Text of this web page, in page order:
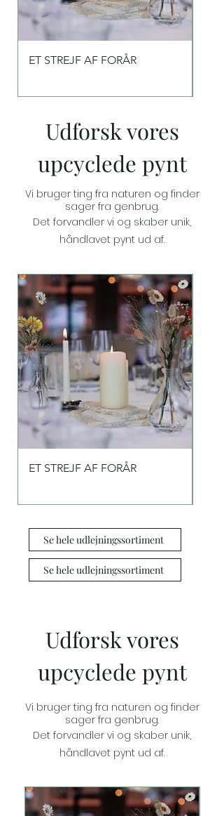
ET STREJF AF FORÅR
Udforsk vores
upcyclede pynt
Vi bruger ting fra naturen og finder
sager fra genbrug.
Det forvandler vi og skaber unik,
håndlavet pynt ud af.
ET STREJF AF FORÅR
Se hele udlejningssortiment
Se hele udlejningssortiment
Udforsk vores
upcyclede pynt
Vi bruger ting fra naturen og finder
sager fra genbrug.
Det forvandler vi og skaber unik,
håndlavet pynt ud af.